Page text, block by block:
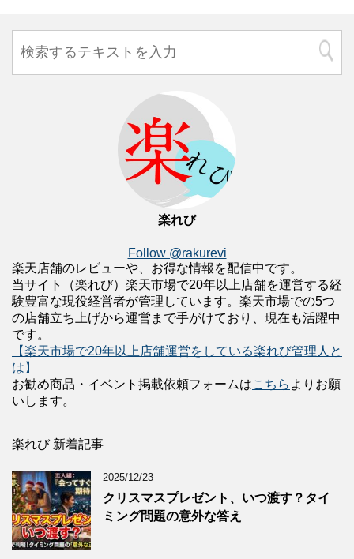
楽れび
Follow @rakurevi
楽天店舗のレビューや、お得な情報を配信中です。
当サイト（楽れび）楽天市場で20年以上店舗を運営する経
験豊富な現役経営者が管理しています。楽天市場での5つ
の店舗立ち上げから運営まで手がけており、現在も活躍中
です。
【楽天市場で20年以上店舗運営をしている楽れび管理人と
は】
お勧め商品・イベント掲載依頼フォームはこちら よりお願
いします。
楽れび 新着記事
2025/12/23
クリスマスプレゼント、いつ渡す？タイ
ミング問題の意外な答え